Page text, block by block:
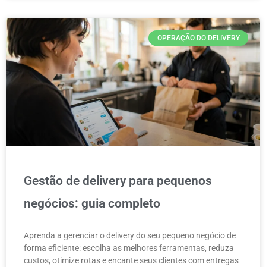
OPERAÇÃO DO DELIVERY
Gestão de delivery para pequenos
negócios: guia completo
Aprenda a gerenciar o delivery do seu pequeno negócio de
forma eficiente: escolha as melhores ferramentas, reduza
custos, otimize rotas e encante seus clientes com entregas